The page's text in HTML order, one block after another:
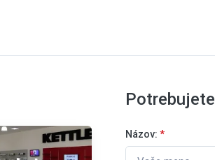
Názov: *